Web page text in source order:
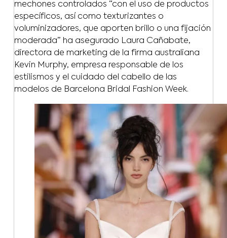
mechones controlados “con el uso de productos
específicos, así como texturizantes o
voluminizadores, que aporten brillo o una fijación
moderada” ha asegurado Laura Cañabate,
directora de marketing de la firma australiana
Kevin Murphy, empresa responsable de los
estilismos y el cuidado del cabello de las
modelos de Barcelona Bridal Fashion Week.